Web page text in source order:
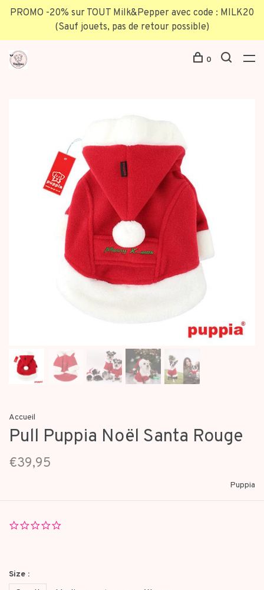
PROMO -20% sur TOUT Milk&Pepper avec code : MILK20
(Sauf jouets, pas de retour possible)
0
Accueil
Pull Puppia Noël Santa Rouge
€39,95
Puppia
Size :